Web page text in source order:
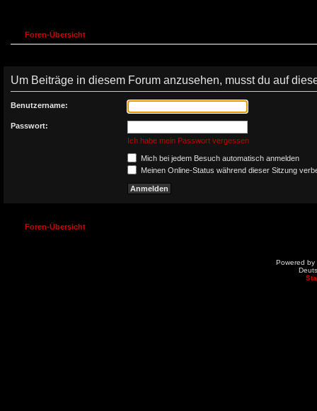
Foren-Übersicht
Um Beiträge in diesem Forum anzusehen, musst du auf
Benutzername:
Passwort:
Ich habe mein Passwort vergessen
Mich bei jedem Besuch automatisch anmelden
Meinen Online-Status während dieser Sitzung
Foren-Übersicht
Powered by